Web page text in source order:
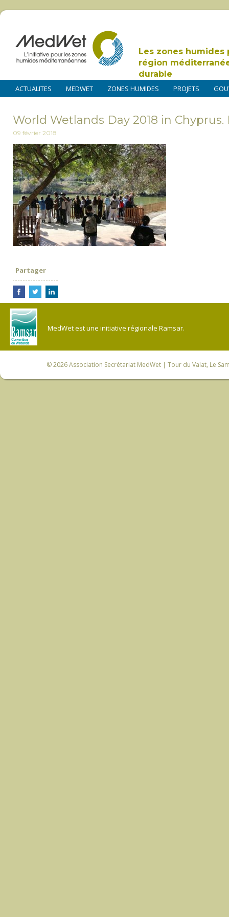
Les zones humides
région
durable
ACTUALITES MEDWET ZONES HUMIDES PROJETS
World Wetlands Day 2018 in
09 février 2018
Partager
MedWet est une initiative régionale Ramsar.
© 2026Association Secrétariat MedWet | Tour du Valat, Le